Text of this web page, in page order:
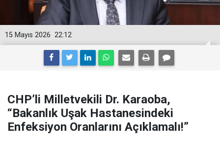
22:12
15 Mayıs 2026
CHP’li Milletvekili Dr. Karaoba,
“Bakanlık Uşak Hastanesindeki
Enfeksiyon Oranlarını Açıklamalı!”